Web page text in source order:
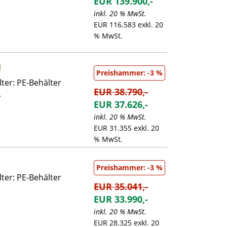
inkl. 20 % MwSt.
EUR 116.583 exkl. 20
% MwSt.
PE-Behälter
Preishammer: -3 %
EUR 38.790,-
EUR 37.626,-
inkl. 20 % MwSt.
EUR 31.355 exkl. 20
% MwSt.
PE-Behälter
Preishammer: -3 %
EUR 35.041,-
EUR 33.990,-
inkl. 20 % MwSt.
EUR 28.325 exkl. 20